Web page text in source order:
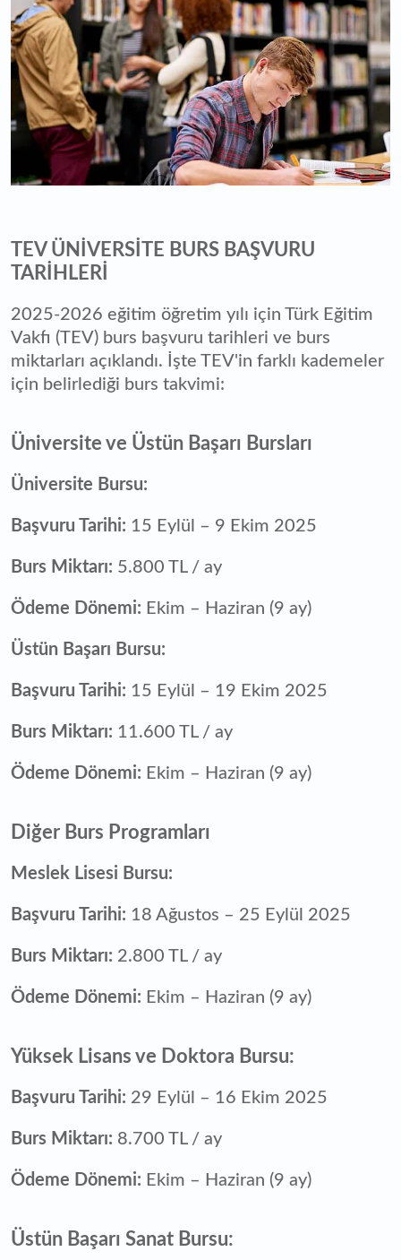
TEV ÜNİVERSİTE BURS BAŞVURU
TARİHLERİ
2025-2026 eğitim öğretim yılı için Türk Eğitim
Vakfı (TEV) burs başvuru tarihleri ve burs
miktarları açıklandı. İşte TEV'in farklı kademeler
için belirlediği burs takvimi:
Üniversite ve Üstün Başarı Bursları
Üniversite Bursu:
Başvuru Tarihi: 15 Eylül – 9 Ekim 2025
Burs Miktarı: 5.800 TL / ay
Ödeme Dönemi: Ekim – Haziran (9 ay)
Üstün Başarı Bursu:
Başvuru Tarihi: 15 Eylül – 19 Ekim 2025
Burs Miktarı: 11.600 TL / ay
Ödeme Dönemi: Ekim – Haziran (9 ay)
Diğer Burs Programları
Meslek Lisesi Bursu:
Başvuru Tarihi: 18 Ağustos – 25 Eylül 2025
Burs Miktarı: 2.800 TL / ay
Ödeme Dönemi: Ekim – Haziran (9 ay)
Yüksek Lisans ve Doktora Bursu:
Başvuru Tarihi: 29 Eylül – 16 Ekim 2025
Burs Miktarı: 8.700 TL / ay
Ödeme Dönemi: Ekim – Haziran (9 ay)
Üstün Başarı Sanat Bursu: